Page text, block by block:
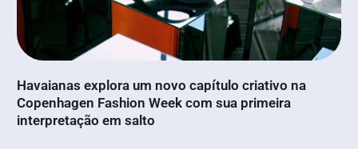
Havaianas explora um novo capítulo criativo na
Copenhagen Fashion Week com sua primeira
interpretação em salto